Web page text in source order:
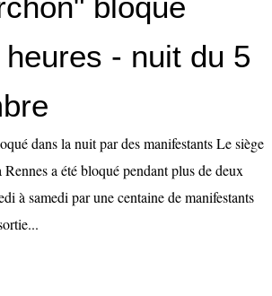
- nuit du 5
dans la nuit par des manifestants Le siège
a été bloqué pendant plus de deux
à samedi par une centaine de manifestants